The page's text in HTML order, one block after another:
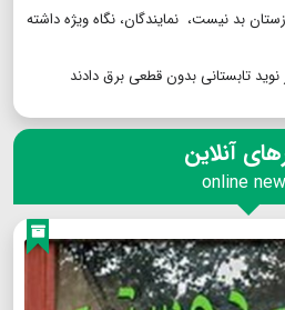
بد نیست، نمایندگان، نگاه ویژه داشته
نوید تابستانی بدون قطعی برق دادند
آنلاین
online